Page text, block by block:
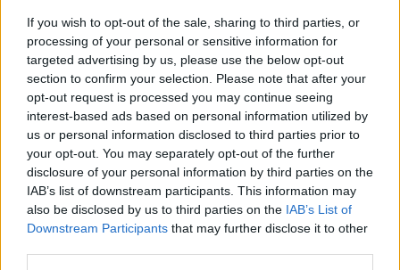
If you wish to opt-out of the sale, sharing to third parties, or
processing of your personal or sensitive information for
targeted advertising by us, please use the below opt-out
section to confirm your selection. Please note that after your
opt-out request is processed you may continue seeing
interest-based ads based on personal information utilized by
us or personal information disclosed to third parties prior to
your opt-out. You may separately opt-out of the further
disclosure of your personal information by third parties on the
IAB’s list of downstream participants. This information may
also be disclosed by us to third parties on the IAB’s List of
Downstream Participants that may further disclose it to other
son opciones que no pueden faltar. Estos platos,
con sus salsas ricas y carnes tiernas, son ideales
para una cena especial.
Desde los clásicos como las albóndigas en
pepitoria hasta las innovadoras tartas saladas
exprés, y los reconfortantes guisos, hay opciones
para todos los paladares y momentos del año.